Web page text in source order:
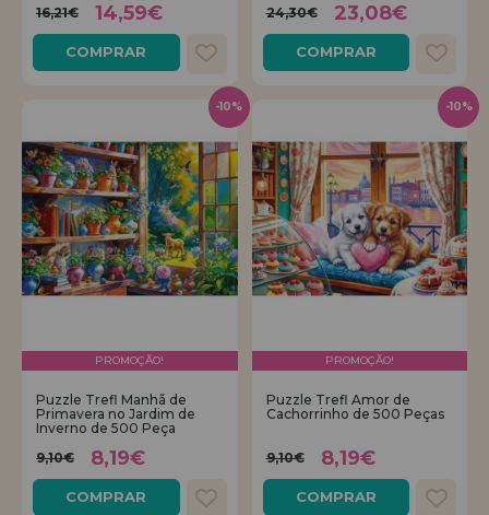
16,21€ 14,59€
COMPRAR
24,30€
23,08€
COMPRAR
PROMOÇÃO!
Puzzle Trefl Manhã de
Primavera no Jardim de
Inverno de 500 Peça
9,10€
8,19€
COMPRAR
-10%
PROMOÇÃO!
Puzzle Trefl Amor de
Cachorrinho de 500 Peças
9,10€ 8,19€
COMPRAR
-10%